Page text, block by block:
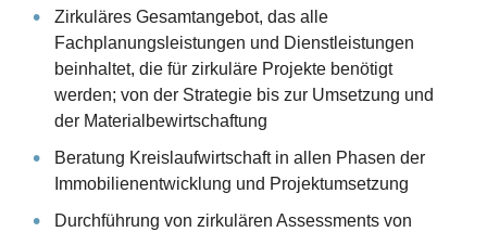
Zirkuläres Gesamtangebot, das alle
Fachplanungsleistungen und Dienstleistungen
beinhaltet, die für zirkuläre Projekte benötigt
werden; von der Strategie bis zur Umsetzung und
der Materialbewirtschaftung
Beratung Kreislaufwirtschaft in allen Phasen der
Immobilienentwicklung und Projektumsetzung
Durchführung von zirkulären Assessments von